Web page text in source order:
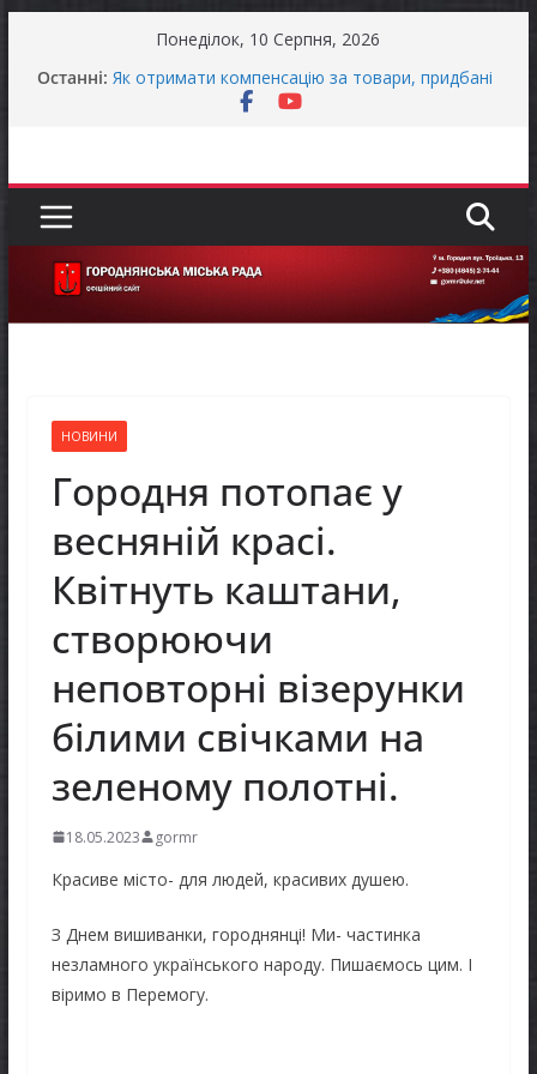
Понеділок, 10 Серпня, 2026
Останні: Як отримати компенсацію за товари, придбані
для ветеранського бізнесу
МОВЧАННЯ
ЗАГАЛЬНОНАЦІОНАЛЬНА ХВИЛИНА
МОВЧАННЯ
НОВИНИ
Городня потопає у
весняній красі.
Квітнуть каштани,
створюючи
неповторні візерунки
білими свічками на
зеленому полотні.
18.05.2023 gormr
Красиве місто- для людей, красивих душею.
З Днем вишиванки, городнянці! Ми- частинка
незламного українського народу. Пишаємось цим. І
віримо в Перемогу.